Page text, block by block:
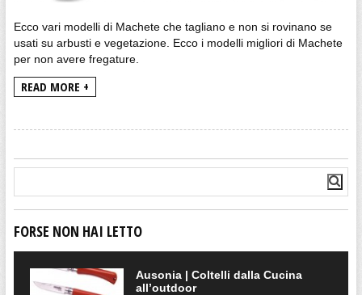
Ecco vari modelli di Machete che tagliano e non si rovinano se
usati su arbusti e vegetazione. Ecco i modelli migliori di Machete
per non avere fregature.
READ MORE +
FORSE NON HAI LETTO
Ausonia | Coltelli dalla Cucina
all’outdoor